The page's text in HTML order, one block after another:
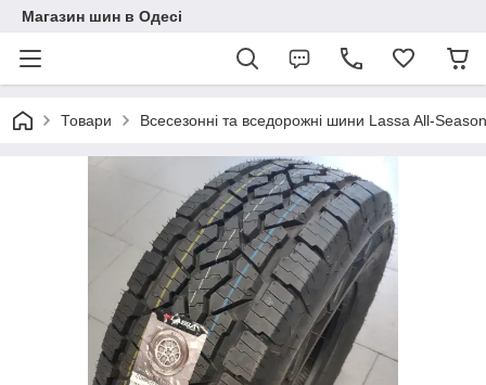
Магазин шин в Одесі
Товари Всесезонні та вседорожні шини Lassa All-